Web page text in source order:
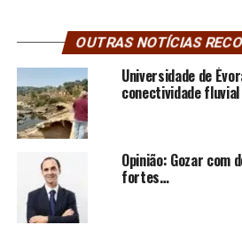
OUTRAS NOTÍCIAS
Universidade de
conectividade
Opinião: Gozar com
fortes…